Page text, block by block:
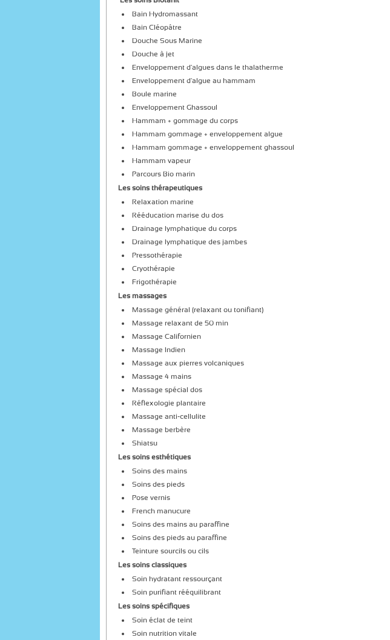
Bain Hydromassant
Bain Cléopâtre
Douche Sous Marine
Douche à jet
Enveloppement d'algues dans le thalatherme
Enveloppement d'algue au hammam
Boule marine
Enveloppement Ghassoul
Hammam + gommage du corps
Hammam gommage + enveloppement algue
Hammam gommage + enveloppement ghassoul
Hammam vapeur
Parcours Bio marin
Les soins thérapeutiques
Relaxation marine
Rééducation marise du dos
Drainage lymphatique du corps
Drainage lymphatique des jambes
Pressothérapie
Cryothérapie
Frigothérapie
Les massages
Massage général (relaxant ou tonifiant)
Massage relaxant de 50 min
Massage Californien
Massage Indien
Massage aux pierres volcaniques
Massage 4 mains
Massage spécial dos
Réflexologie plantaire
Massage anti-cellulite
Massage berbère
Shiatsu
Les soins esthétiques
Soins des mains
Soins des pieds
Pose vernis
French manucure
Soins des mains au paraffine
Soins des pieds au paraffine
Teinture sourcils ou cils
Les soins classiques
Soin hydratant ressourçant
Soin purifiant rééquilibrant
Les soins spécifiques
Soin éclat de teint
Soin nutrition vitale